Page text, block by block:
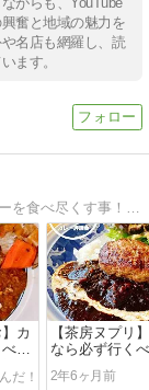
奮と地域の魅力を
名店も網羅し、読
ます。
カレーを愛してます！目標は北海道中のカレーを食べ尽くす事！気軽にいいね&フォローお願いします！ ---アカウント概要---投稿はルーカレーに拘ってます！来店オファーあれば飛んでいきます！
カ
き
！
【茶房ヌプリ
なら必ず行く
すめメニュー
カレー！
2年6ヶ月前